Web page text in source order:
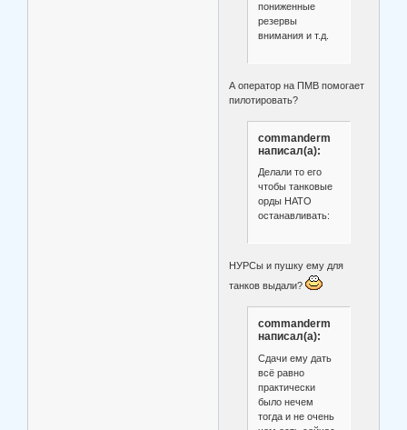
пониженные
резервы
внимания и т.д.
А оператор на ПМВ помогает
пилотировать?
commanderm
написал(а):
Делали то его
чтобы танковые
орды НАТО
останавливать:
НУРСы и пушку ему для
танков выдали?
commanderm
написал(а):
Сдачи ему дать
всё равно
практически
было нечем
тогда и не очень